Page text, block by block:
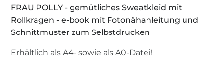
FRAU POLLY - gemütliches Sweatkleid mit
Rollkragen - e-book mit Fotonähanleitung und
Schnittmuster zum Selbstdrucken
Erhältlich als A4- sowie als A0-Datei!